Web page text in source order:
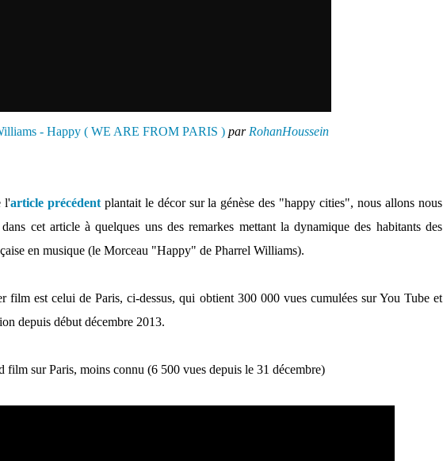
- Happy ( WE ARE FROM PARIS ) par RohanHoussein
l'article précédentplantait le décor sur la génèse des "happy cities", nous allons nous
dans cet article à quelques uns des remarkes mettant la dynamique des habitants des
en musique (le Morceau "Happy" de Pharrel Williams).
film est celui de Paris, ci-dessus, qui obtient 300 000 vues cumulées sur You Tube et
depuis début décembre 2013.
film sur Paris, moins connu (6 500 vues depuis le 31 décembre)